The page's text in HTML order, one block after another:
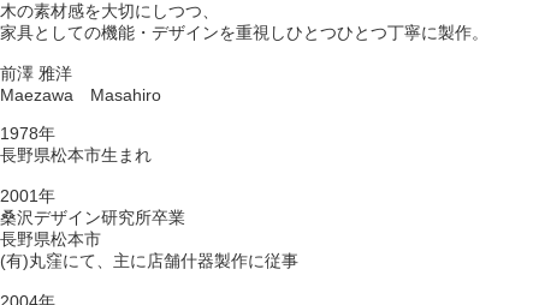
木の素材感を大切にしつつ、
家具としての機能・デザインを重視しひとつひとつ丁寧に製作。
前澤 雅洋
Maezawa Masahiro
1978年
長野県松本市生まれ
2001年
桑沢デザイン研究所卒業
長野県松本市
(有)丸窪にて、主に店舗什器製作に従事